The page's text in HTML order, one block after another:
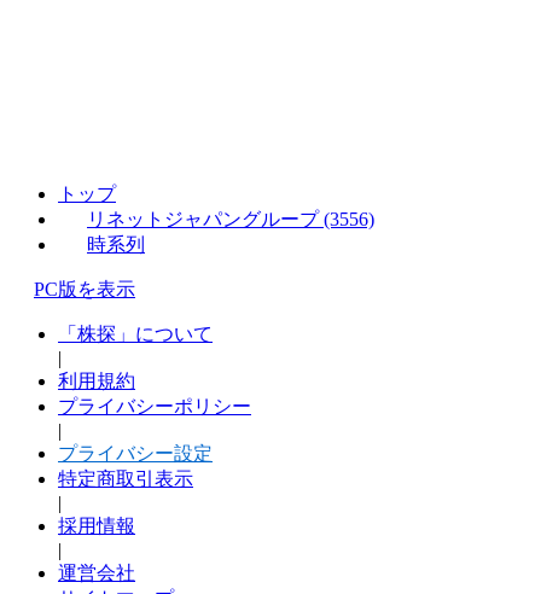
トップ
リネットジャパングループ (3556)
時系列
PC版を表示
「株探」について
|
利用規約
プライバシーポリシー
|
プライバシー設定
特定商取引表示
|
採用情報
|
運営会社